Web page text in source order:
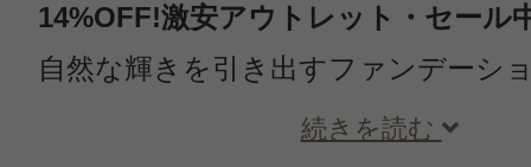
14%OFF!激安アウトレット・セール
自然な輝きを引き出すファンデーシ
続きを読む